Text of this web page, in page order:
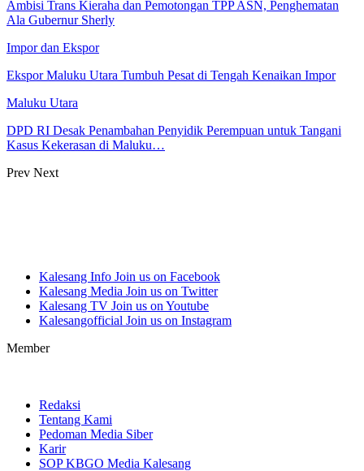
Ambisi Trans Kieraha dan Pemotongan TPP ASN, Penghematan
Ala Gubernur Sherly
Impor dan Ekspor
Ekspor Maluku Utara Tumbuh Pesat di Tengah Kenaikan Impor
Maluku Utara
DPD RI Desak Penambahan Penyidik Perempuan untuk Tangani
Kasus Kekerasan di Maluku…
Prev Next
Kalesang Info Join us on Facebook
Kalesang Media Join us on Twitter
Kalesang TV Join us on Youtube
Kalesangofficial Join us on Instagram
Member
Redaksi
Tentang Kami
Pedoman Media Siber
Karir
SOP KBGO Media Kalesang